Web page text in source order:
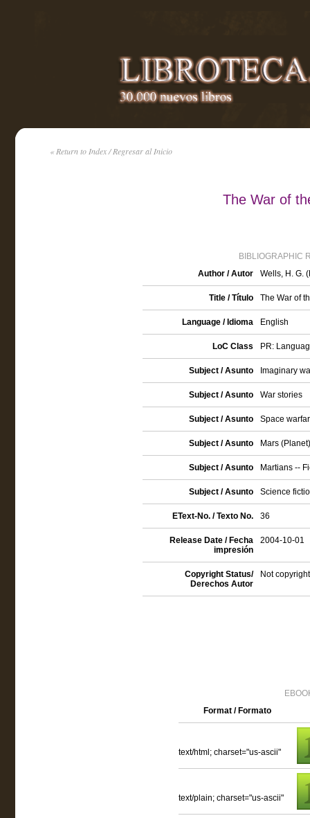
« Return to Index / Regresar al Inicio
The War of
BIBLIOGRAPHIC
Author / Autor
Wells, H. G.
Title / Título The War of
Language / Idioma English
LoC Class PR:
Subject / Asunto Imaginary
Subject / Asunto War stories
Subject / Asunto Space
Subject / Asunto Mars
Subject / Asunto Martians --
Subject / Asunto Science
EText-No. / Texto No. 36
Release Date / Fecha
impresión
2004-10-01
Copyright Status/
Derechos Autor
Not
Format / Formato
text/html; charset="us-ascii"
text/plain; charset="us-ascii"